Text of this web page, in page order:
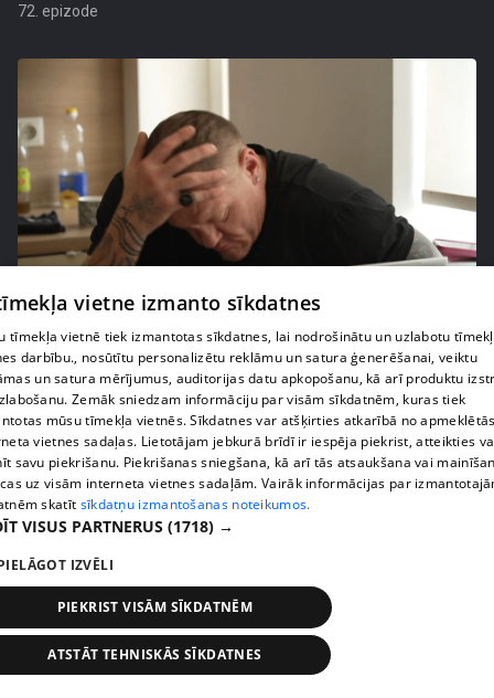
72. epizode
pirms 2 nedēļām, 6 dienām
Kaspars Kambala neslēpj vilšanos par bijušo sievu
Tifāniju
72. epizode
vietne izmanto sīkdatnes
tīmekļa vietnē tiek izmantotas sīkdatnes, lai nodrošinātu un uzlabotu
darbību., nosūtītu personalizētu reklāmu un satura ģenerēšanai, veiktu
un satura mērījumus, auditorijas datu apkopošanu, kā arī produktu
Zemāk sniedzam informāciju par visām sīkdatnēm, kuras tiek
mūsu tīmekļa vietnēs. Sīkdatnes var atšķirties atkarībā no
vietnes sadaļas. Lietotājam jebkurā brīdī ir iespēja piekrist, atteikties
savu piekrišanu. Piekrišanas sniegšana, kā arī tās atsaukšana vai
uz visām interneta vietnes sadaļām. Vairāk informācijas par
skatīt sīkdatņu izmantošanas noteikumos.
VISUS PARTNERUS (1718) →
IZVĒLI
PIEKRIST VISĀM SĪKDATNĒM
ATSTĀT TEHNISKĀS SĪKDATNES